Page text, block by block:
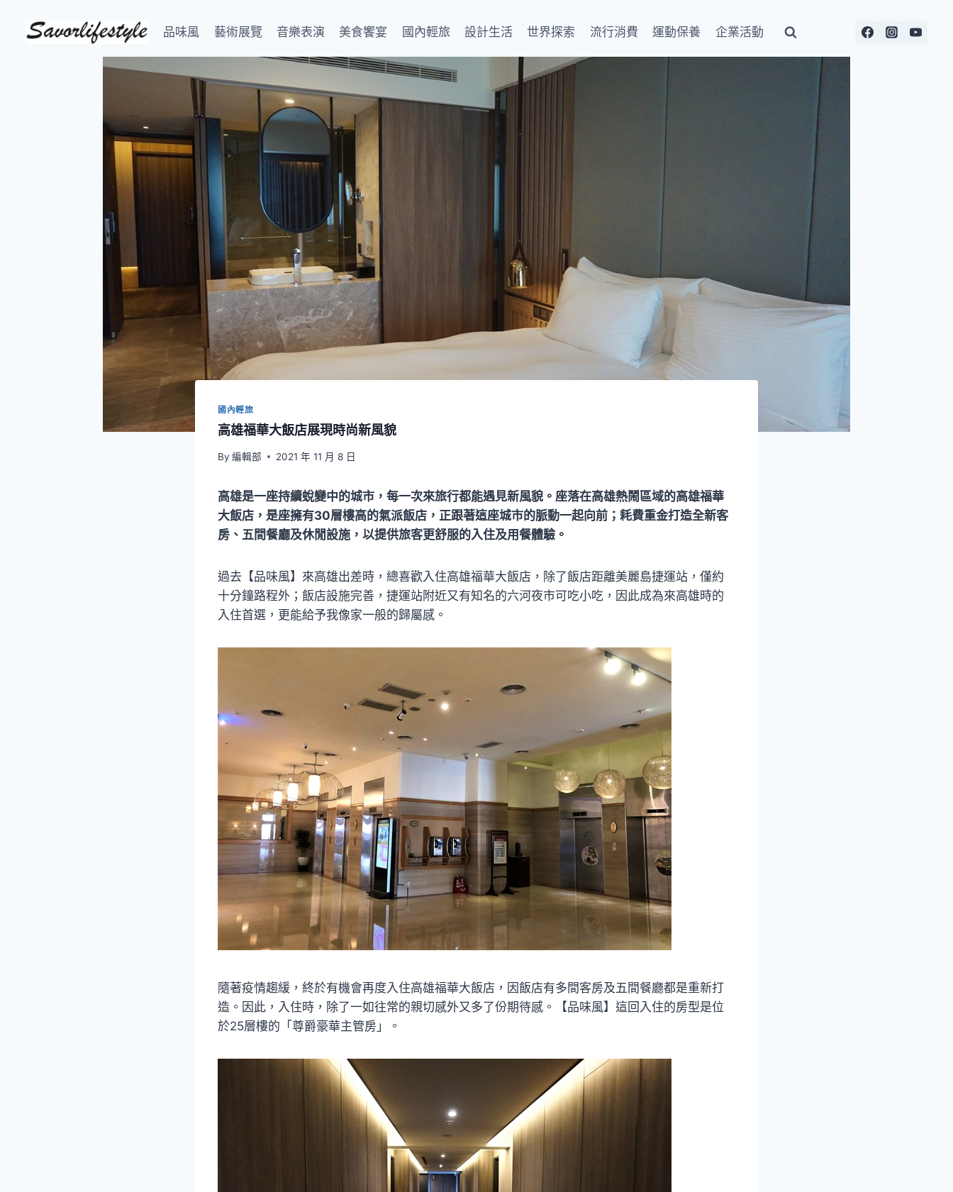
品味風 藝術展覽 音樂表演 美食饗宴 國內輕旅 設計生活 世界探索 流行消費 運動保養 企業活動
國內輕旅
高雄福華大飯店展現時尚新風貌
By 編輯部 2021 年 11 月 8 日
高雄是一座持續蛻變中的城市，每一次來旅行都能遇見新風貌。座落在高雄熱鬧區域的高雄福華
大飯店，是座擁有30層樓高的氣派飯店，正跟著這座城市的脈動一起向前；耗費重金打造全新客
房、五間餐廳及休閒設施，以提供旅客更舒服的入住及用餐體驗。
過去【品味風】來高雄出差時，總喜歡入住高雄福華大飯店，除了飯店距離美麗島捷運站，僅約
十分鐘路程外；飯店設施完善，捷運站附近又有知名的六河夜市可吃小吃，因此成為來高雄時的
入住首選，更能給予我像家一般的歸屬感。
隨著疫情趨緩，終於有機會再度入住高雄福華大飯店，因飯店有多間客房及五間餐廳都是重新打
造。因此，入住時，除了一如往常的親切感外又多了份期待感。【品味風】這回入住的房型是位
於25層樓的「尊爵豪華主管房」。